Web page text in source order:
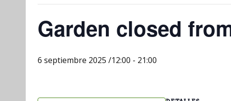
Garden closed
6 septiembre 2025 /12:00 - 21:00